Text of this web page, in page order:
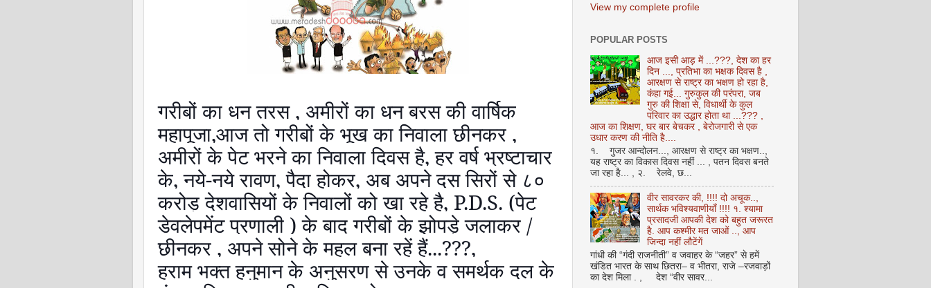
गरीबों का धन तरस , अमीरों का धन बरस की वार्षिक
महापूजा,आज तो गरीबों के भूख का निवाला छीनकर ,
अमीरों के पेट भरने का निवाला दिवस है,हर वर्ष भ्रष्टाचार
के,नये-नये रावण,पैदा होकर, अब अपने दस सिरों से ८०
करोड़ देशवासियों के निवालों को खा रहे है, P.D.S. (पेट
डेवलेपमेंट प्रणाली ) के बाद गरीबों के झोपड़े जलाकर /
छीनकर , अपने सोने के महल बना रहें हैं...???,
हराम भक्त हनुमान के अनुसरण से उनके व समर्थक दल के
View my complete profile
POPULAR POSTS
आज इसी आड़ में ...???, देश का हर
दिन ..., प्रतिभा का भक्षक दिवस है ,
आरक्षण से राष्ट्र का भक्षण हो रहा है,
कंहा गई... गुरुकुल की परंपरा, जब
गुरु की शिक्षा से, विधार्थी के कुल
परिवार का उद्धार होता था ...??? ,
आज का शिक्षण, घर बार बेचकर , बेरोजगारी से एक
उधार करण की नीति है....
१. गुजर आन्दोलन..., आरक्षण से राष्ट्र का भक्षण..,
यह राष्ट्र का विकास दिवस नहीं ... , पतन दिवस बनते
जा रहा है... , २. रेलवे, छ...
वीर सावरकर की, !!!! दो अचूक..,
सार्थक भविश्यवाणीयाँ !!!! १. श्यामा
प्रसादजी आपकी देश को बहुत जरूरत
है. आप कश्मीर मत जाओं .., आप
जिन्दा नहीं लौटेंगें
गांधी की “गंदी राजनीती” व जवाहर के “जहर” से हमें
खंडित भारत के साथ छितरा– व भीतरा, राजे –रजवाड़ों
का देश मिला . , देश “वीर सावर...